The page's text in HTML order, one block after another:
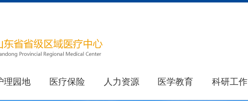
理园地 医疗保险 人力资源 医学教育 科研工作